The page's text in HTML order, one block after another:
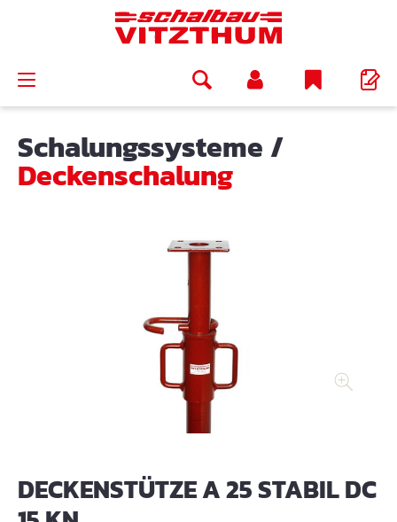
Schalungssysteme /
Deckenschalung
Bildergalerie überspringen
DECKENSTÜTZE A 25 STABIL DC